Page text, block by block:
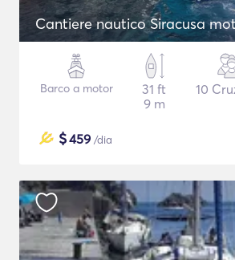
Cantiere nautico Siracusa
Barco a motor
31 ft
9 m
10
$459 /dia